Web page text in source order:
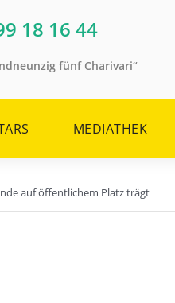
18 16 44
fünf Charivari“
MEDIATHEK
auf öffentlichem Platz trägt